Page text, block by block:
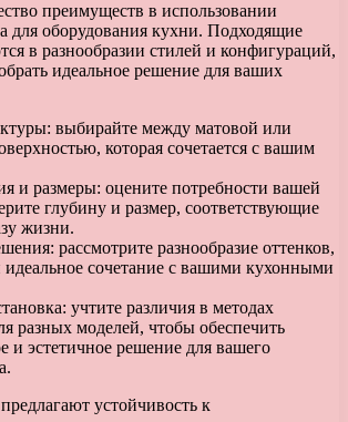
преимуществ в использовании
для оборудования кухни. Подходящие
в разнообразии стилей и конфигураций,
идеальное решение для ваших
выбирайте между матовой или
которая сочетается с вашим
и размеры: оцените потребности вашей
глубину и размер, соответствующие
жизни.
рассмотрите разнообразие оттенков,
сочетание с вашими кухонными
учтите различия в методах
разных моделей, чтобы обеспечить
и эстетичное решение для вашего
устойчивость к